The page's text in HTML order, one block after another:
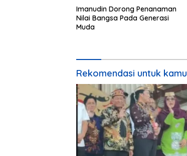
Imanudin Dorong Penanaman
Nilai Bangsa Pada Generasi
Muda
Rekomendasi untuk kamu